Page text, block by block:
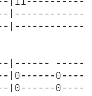
|------
|0------
|0------